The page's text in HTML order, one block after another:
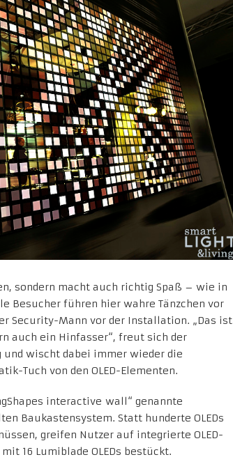
sondern macht auch richtig Spaß – wie in
Besucher führen hier wahre Tänzchen vor
Security-Mann vor der Installation. „Das ist
auch ein Hinfasser“, freut sich der
wischt dabei immer wieder die
Tuch von den OLED-Elementen.
interactive wall“ genannte
Baukastensystem. Statt hunderte OLEDs
greifen Nutzer auf integrierte OLED-
16 Lumiblade OLEDs bestückt.